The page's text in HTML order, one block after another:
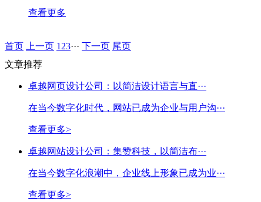
查看更多
首页 上一页 1 23··· 下一页 尾页
文章推荐
卓越网页设计公司：以简洁设计语言与直···
在当今数字化时代，网站已成为企业与用户沟···
查看更多>
卓越网站设计公司：集赞科技，以简洁布···
在当今数字化浪潮中，企业线上形象已成为业···
查看更多>